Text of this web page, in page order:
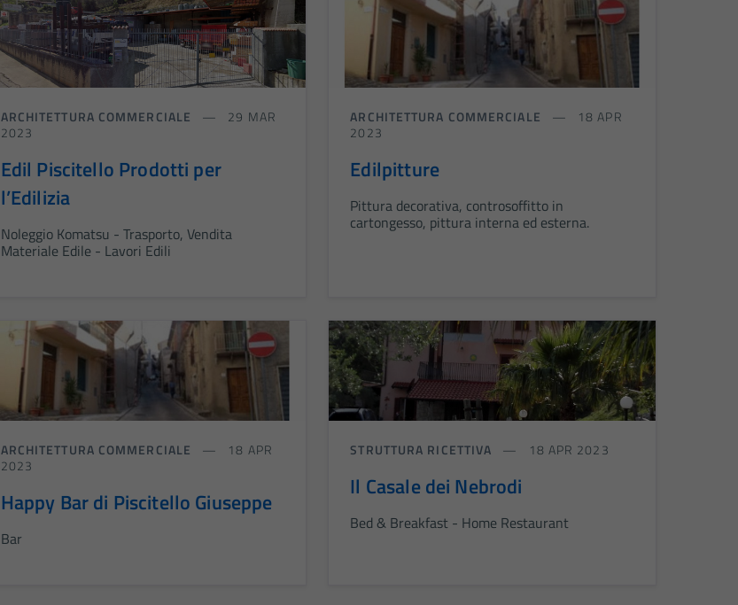
ARCHITETTURA COMMERCIALE
29 MAR
2023
Edil Piscitello Prodotti per
l’Edilizia
Noleggio Komatsu - Trasporto, Vendita
Materiale Edile - Lavori Edili
ARCHITETTURA COMMERCIALE
18 APR
2023
Edilpitture
Pittura decorativa, controsoffitto in
cartongesso, pittura interna ed esterna.
ARCHITETTURA COMMERCIALE
18 APR
2023
Happy Bar di Piscitello Giuseppe
Bar
STRUTTURA RICETTIVA 18 APR 2023
Il Casale dei Nebrodi
Bed & Breakfast - Home Restaurant